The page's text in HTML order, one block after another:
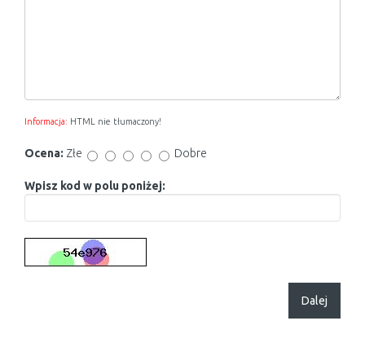
Informacja: HTML nie tłumaczony!
Ocena: Złe Dobre
Wpisz kod w polu poniżej:
Dalej